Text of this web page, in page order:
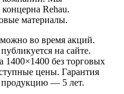
Rehau.
материалы.
во время акций.
на сайте.
1400×1400 без торговых
цены. Гарантия
— 5 лет.